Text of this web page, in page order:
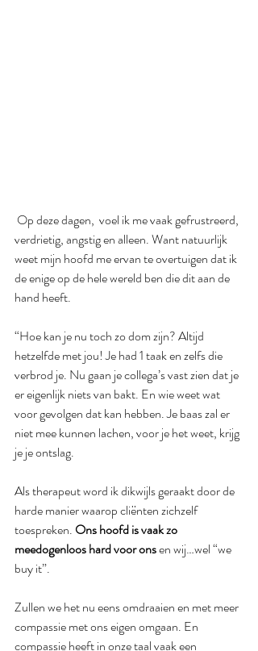
verdrietig, angstig en alleen. Want natuurlijk
weet mijn hoofd me ervan te overtuigen dat ik
de enige op de hele wereld ben die dit aan de
hand heeft.
“Hoe kan je nu toch zo dom zijn? Altijd
hetzelfde met jou! Je had 1 taak en zelfs die
verbrod je. Nu gaan je collega’s vast zien dat je
er eigenlijk niets van bakt. En wie weet wat
voor gevolgen dat kan hebben. Je baas zal er
niet mee kunnen lachen, voor je het weet, krijg
je je ontslag.
Als therapeut word ik dikwijls geraakt door de
harde manier waarop cliënten zichzelf
toespreken. Ons hoofd is vaak zo
meedogenloos hard voor ons en wij…wel “we
buy it”.
Zullen we het nu eens omdraaien en met meer
compassie met ons eigen omgaan. En
compassie heeft in onze taal vaak een